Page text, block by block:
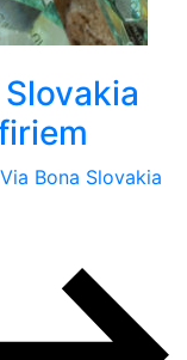
Bona Slovakia